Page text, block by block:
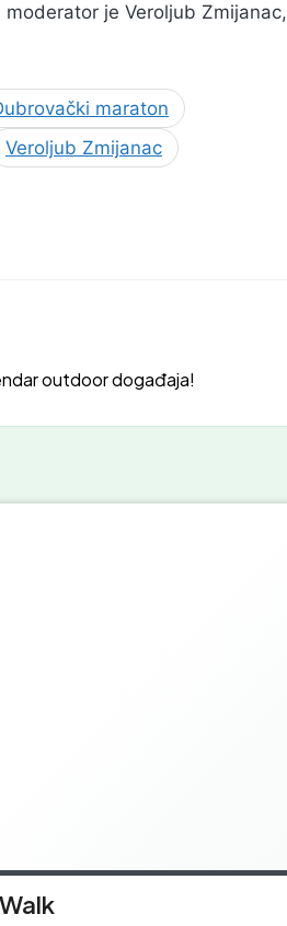
moderator je Veroljub Zmijanac,
maraton
Veroljub Zmijanac
outdoor događaja!